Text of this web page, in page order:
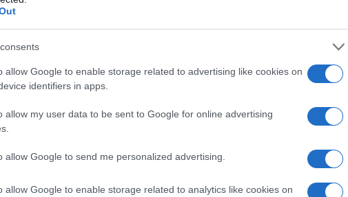
allow Google to enable storage related to advertising like cookies on
identifiers in apps.
allow my user data to be sent to Google for online advertising
allow Google to send me personalized advertising.
allow Google to enable storage related to analytics like cookies on
«πεθαίνει»- Πρώτη και με
τάσεις στη σχετική λίστα θανάτων στη
ΤΕΡΝΑ): «Παραλάβαμε σε
την Εγνατία Οδό»
«Βλέπουμε φως μετά τη μαυρίλα